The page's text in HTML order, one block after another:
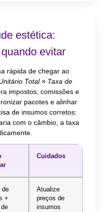
estética:
evitar
rápida de chegar ao
Total × Taxa de
impostos, comissões e
pacotes e alinhar
de insumos corretos:
com o câmbio, a taxa
Cuidados
de
+
Atualize
preços de
insumos